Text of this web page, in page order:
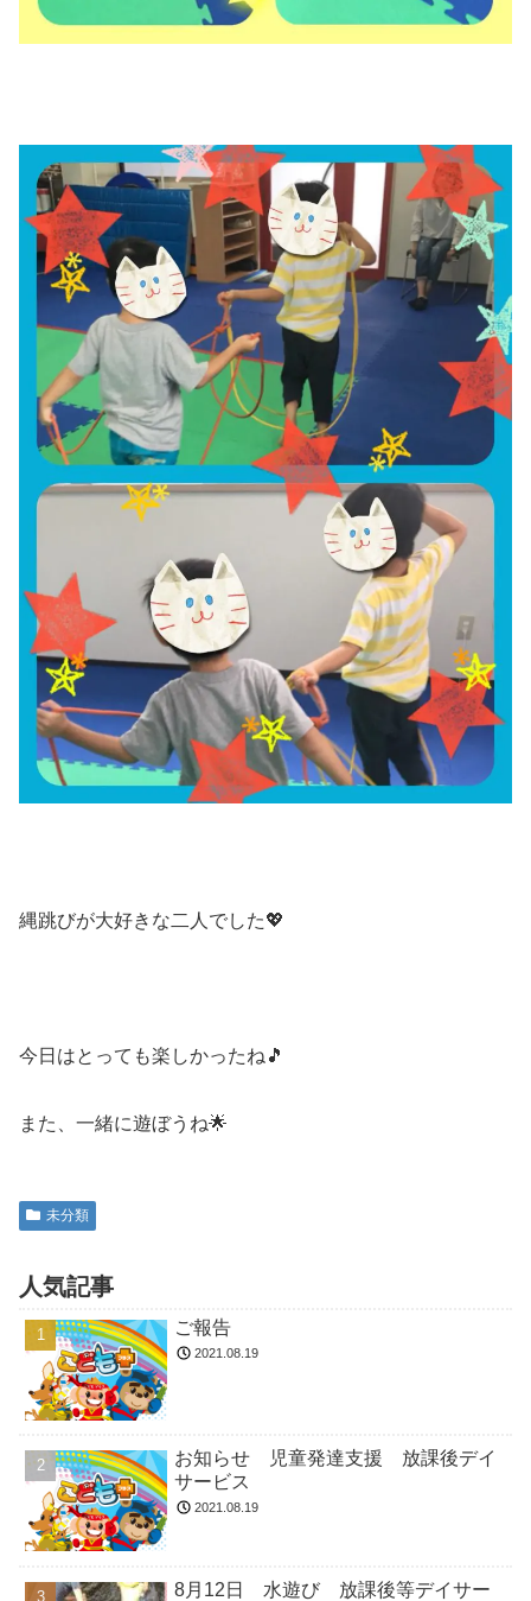
縄跳びが大好きな二人でした💖
今日はとっても楽しかったね🎵
また、一緒に遊ぼうね🌟
未分類
人気記事
ご報告
2021.08.19
お知らせ 児童発達支援 放課後デイ
サービス
2021.08.19
8月12日 水遊び 放課後等デイサー